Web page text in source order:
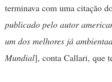
terminava com uma citação
publicado pelo autor
um dos melhores já
Mundial], conta Callari, que